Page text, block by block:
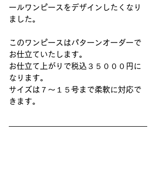
ールワンピースをデザインしたくなり
ました。
このワンピースはパターンオーダーで
お仕立ていたします。
お仕立て上がりで税込３５０００円に
なります。
サイズは７～１５号まで柔軟に対応で
きます。